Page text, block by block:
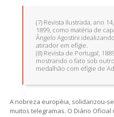
(7) Revista Ilustrada, ano
1899, como matéria de
Ângelo Agostini
atirador em efígie.
(8) Revista de Portugal,
mostrando o fato sob
medalhão com efígie de
A nobreza européia, solidarizou-
muitos telegramas. O Diário Oficial